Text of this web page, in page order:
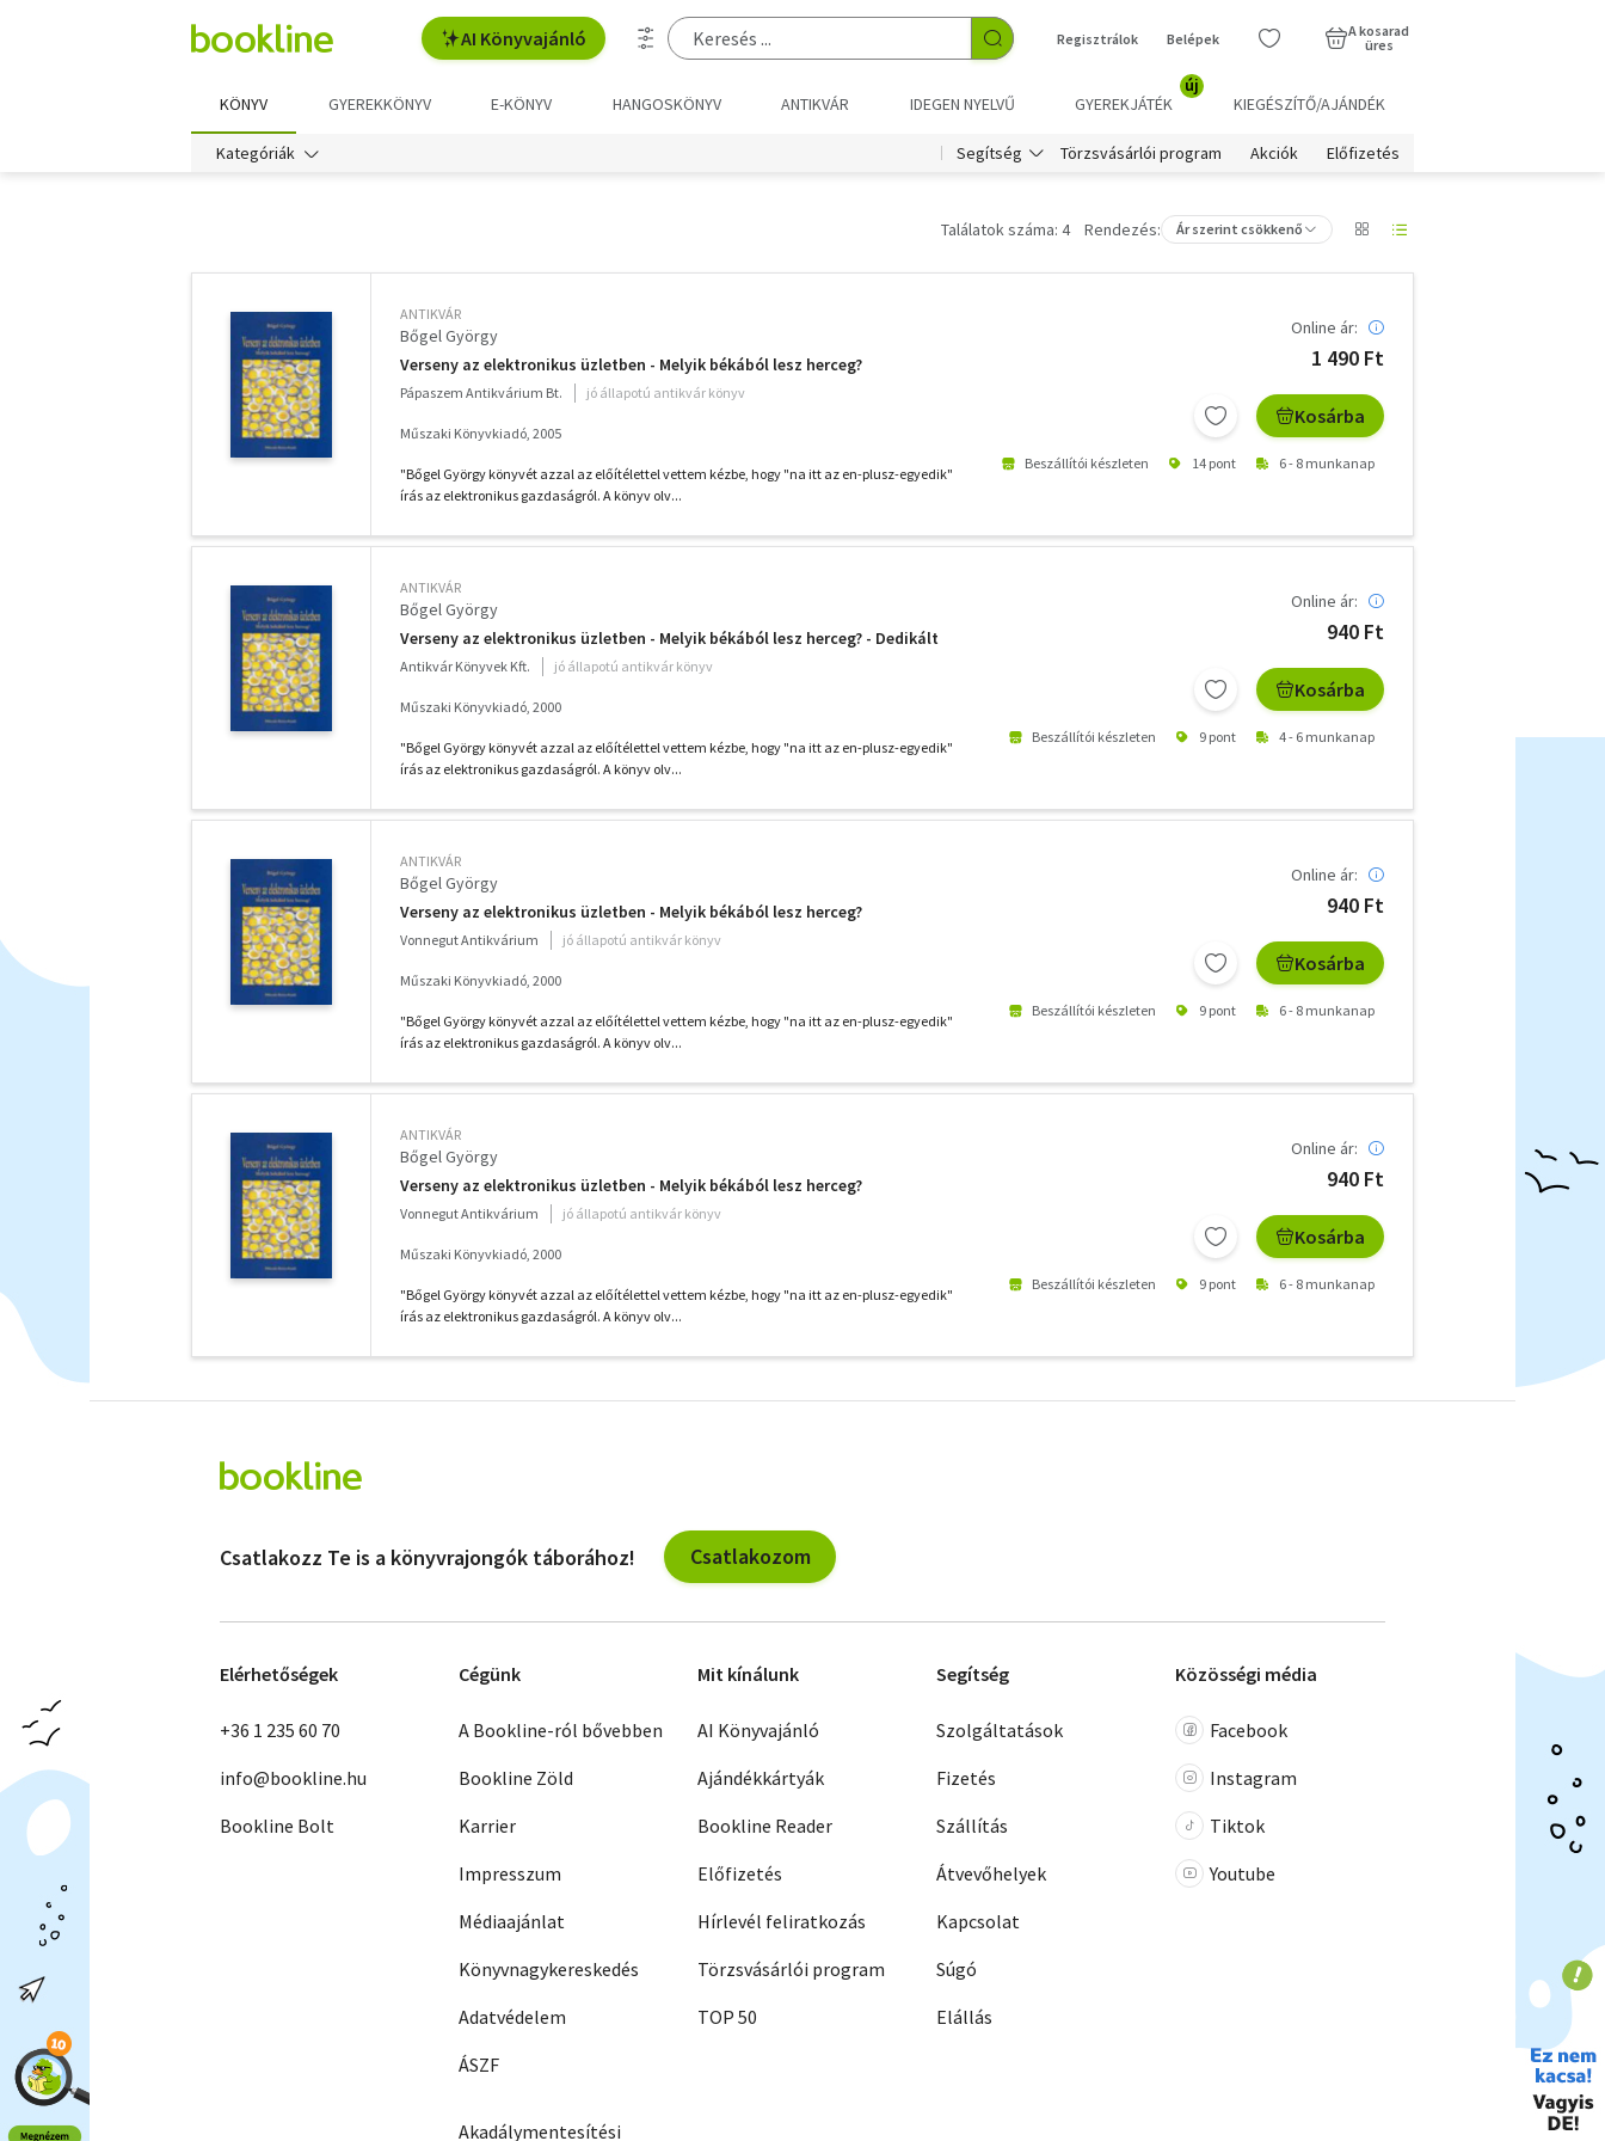
AI Könyvajánló Regisztrálok Belépek
A kosarad
üres
KÖNYV GYEREKKÖNYV E-KÖNYV HANGOSKÖNYV ANTIKVÁR IDEGEN NYELVŰ GYEREKJÁTÉK
új
KIEGÉSZÍTŐ/AJÁNDÉK
Kategóriák Segítség Törzsvásárlói program Akciók Előfizetés
Találatok száma: 4 Rendezés: Ár szerint csökkenő
ANTIKVÁR
Bőgel György
Verseny az elektronikus üzletben - Melyik békából lesz herceg?
Pápaszem Antikvárium Bt. jó állapotú antikvár könyv
Műszaki Könyvkiadó, 2005
"Bőgel György könyvét azzal az előítélettel vettem kézbe, hogy "na itt az en-plusz-egyedik"
írás az elektronikus gazdaságról. A könyv olv...
Online ár:
1 490 Ft
Kosárba
Beszállítói készleten 14 pont 6 - 8 munkanap
ANTIKVÁR
Bőgel György
Verseny az elektronikus üzletben - Melyik békából lesz herceg? - Dedikált
Antikvár Könyvek Kft. jó állapotú antikvár könyv
Műszaki Könyvkiadó, 2000
"Bőgel György könyvét azzal az előítélettel vettem kézbe, hogy "na itt az en-plusz-egyedik"
írás az elektronikus gazdaságról. A könyv olv...
Online ár:
940 Ft
Kosárba
Beszállítói készleten 9 pont 4 - 6 munkanap
ANTIKVÁR
Bőgel György
Verseny az elektronikus üzletben - Melyik békából lesz herceg?
Vonnegut Antikvárium jó állapotú antikvár könyv
Műszaki Könyvkiadó, 2000
"Bőgel György könyvét azzal az előítélettel vettem kézbe, hogy "na itt az en-plusz-egyedik"
írás az elektronikus gazdaságról. A könyv olv...
Online ár:
940 Ft
Kosárba
Beszállítói készleten 9 pont 6 - 8 munkanap
ANTIKVÁR
Bőgel György
Verseny az elektronikus üzletben - Melyik békából lesz herceg?
Vonnegut Antikvárium jó állapotú antikvár könyv
Műszaki Könyvkiadó, 2000
"Bőgel György könyvét azzal az előítélettel vettem kézbe, hogy "na itt az en-plusz-egyedik"
írás az elektronikus gazdaságról. A könyv olv...
Online ár:
940 Ft
Kosárba
Beszállítói készleten 9 pont 6 - 8 munkanap
szűrők
Csatlakozz Te is a könyvrajongók táborához! Csatlakozom
Elérhetőségek
+36 1 235 60 70
info@bookline.hu
Bookline Bolt
Cégünk
A Bookline-ról bővebben
Bookline Zöld
Karrier
Impresszum
Médiaajánlat
Könyvnagykereskedés
Adatvédelem
ÁSZF
Akadálymentesítési
Mit kínálunk
AI Könyvajánló
Ajándékkártyák
Bookline Reader
Előfizetés
Hírlevél feliratkozás
Törzsvásárlói program
TOP 50
Segítség
Szolgáltatások
Fizetés
Szállítás
Átvevőhelyek
Kapcsolat
Súgó
Elállás
Közösségi média
Facebook
Instagram
Tiktok
Youtube